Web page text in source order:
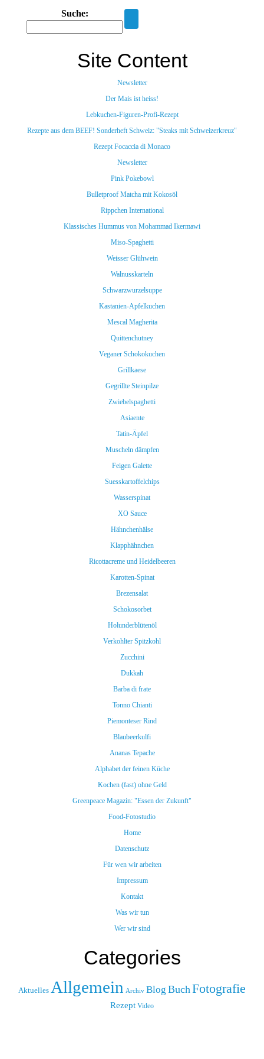
Suche:
Site Content
Newsletter
Der Mais ist heiss!
Lebkuchen-Figuren-Profi-Rezept
Rezepte aus dem BEEF! Sonderheft Schweiz: "Steaks mit Schweizerkreuz"
Rezept Focaccia di Monaco
Newsletter
Pink Pokebowl
Bulletproof Matcha mit Kokosöl
Rippchen International
Klassisches Hummus von Mohammad Ikermawi
Miso-Spaghetti
Weisser Glühwein
Walnusskarteln
Schwarzwurzelsuppe
Kastanien-Apfelkuchen
Mescal Magherita
Quittenchutney
Veganer Schokokuchen
Grillkaese
Gegrillte Steinpilze
Zwiebelspaghetti
Asiaente
Tatin-Äpfel
Muscheln dämpfen
Feigen Galette
Suesskartoffelchips
Wasserspinat
XO Sauce
Hähnchenhälse
Klapphähnchen
Ricottacreme und Heidelbeeren
Karotten-Spinat
Brezensalat
Schokosorbet
Holunderblütenöl
Verkohlter Spitzkohl
Zucchini
Dukkah
Barba di frate
Tonno Chianti
Piemonteser Rind
Blaubeerkulfi
Ananas Tepache
Alphabet der feinen Küche
Kochen (fast) ohne Geld
Greenpeace Magazin: "Essen der Zukunft"
Food-Fotostudio
Home
Datenschutz
Für wen wir arbeiten
Impressum
Kontakt
Was wir tun
Wer wir sind
Categories
Aktuelles Allgemein Archiv Blog BuchFotografie
Rezept Video